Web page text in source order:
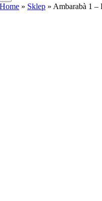
Home » Sklep » Ambarabà 1 –